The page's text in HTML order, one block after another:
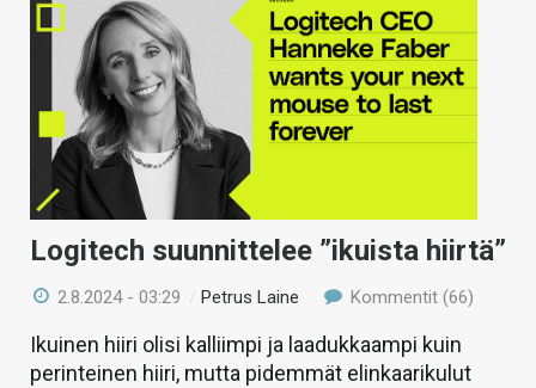
Logitech suunnittelee ”ikuista hiirtä”
2.8.2024 - 03:29 /Petrus Laine Kommentit (66)
Ikuinen hiiri olisi kalliimpi ja laadukkaampi kuin
perinteinen hiiri, mutta pidemmät elinkaarikulut